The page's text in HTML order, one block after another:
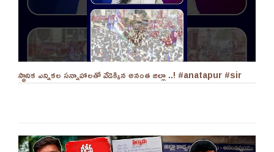
స్థానిక ఎన్నికల సన్నాహాలతో వేడెక్కిన అనంత జిల్లా ..! #anatapur #sir